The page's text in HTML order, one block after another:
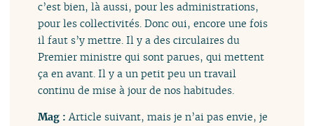
c’est bien, là aussi, pour les administrations,
pour les collectivités. Donc oui, encore une fois
il faut s’y mettre. Il y a des circulaires du
Premier ministre qui sont parues, qui mettent
ça en avant. Il y a un petit peu un travail
continu de mise à jour de nos habitudes.
Mag :Article suivant, mais je n’ai pas envie, je